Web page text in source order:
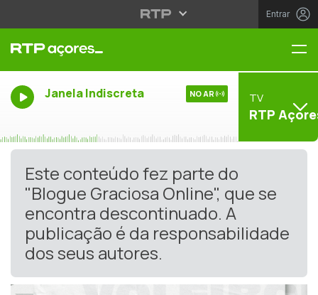
Entrar
Janela Indiscreta NO AR TV
RTP
Este conteúdo fez parte do
"Blogue Graciosa Online", que se
encontra descontinuado. A
publicação é da responsabilidade
dos seus autores.